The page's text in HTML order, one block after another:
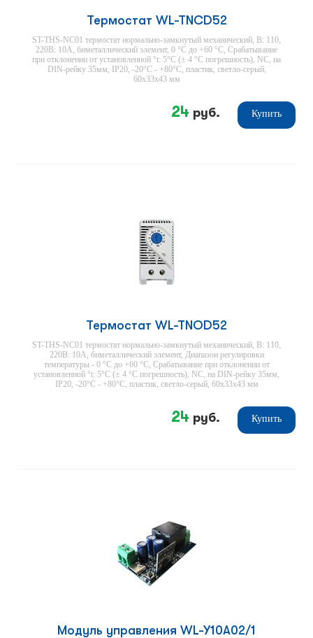
Термостат WL-TNCD52
ST-THS-NC01 термостат нормально-замкнутый механический, В: 110,
220В: 10А, биметаллический элемент, 0 °С до +60 °С, Срабатывание
при отклонении от установленной °t: 5°С (± 4 °С погрешность), NC, на
DIN-рейку 35мм, IP20, -20°С - +80°С, пластик, светло-серый,
60х33х43 мм
24 руб. Купить
Термостат WL-TNOD52
ST-THS-NC01 термостат нормально-замкнутый механический, В: 110,
220В: 10А, биметаллический элемент, Диапазон регулировки
температуры - 0 °С до +60 °С, Срабатывание при отклонении от
установленной °t: 5°С (± 4 °С погрешность), NC, на DIN-рейку 35мм,
IP20, -20°С - +80°С, пластик, светло-серый, 60х33х43 мм
24 руб. Купить
Модуль управления WL-Y10A02/1